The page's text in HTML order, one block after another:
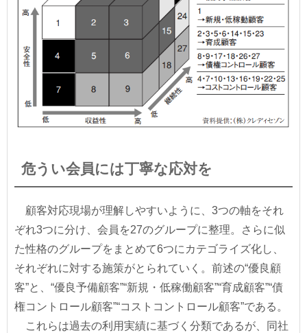
危うい会員には丁寧な応対を
顧客対応現場が理解しやすいように、3つの軸をそれ
ぞれ3つに分け、会員を27のグループに整理。さらに似
た性格のグループをまとめて6つにカテゴライズ化し、
それぞれに対する施策がとられていく。前述の“優良顧
客”と、“優良予備顧客”“新規・低稼働顧客”“育成顧客”“債
権コントロール顧客”“コストコントロール顧客”である。
これらは過去の利用実績に基づく分類であるが、同社